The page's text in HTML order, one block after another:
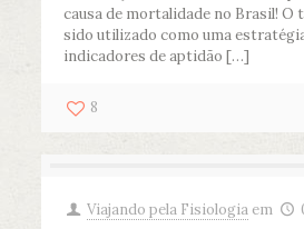
causa de mortalidade no Brasil!
sido utilizado como uma
indicadores de aptidão […]
8
Viajando pela Fisiologia em